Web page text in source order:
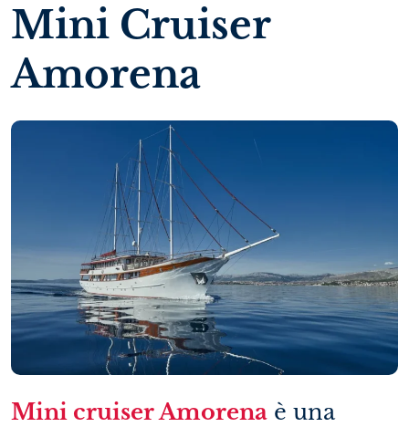
Mini Cruiser
Amorena
Mini cruiser Amorena è una